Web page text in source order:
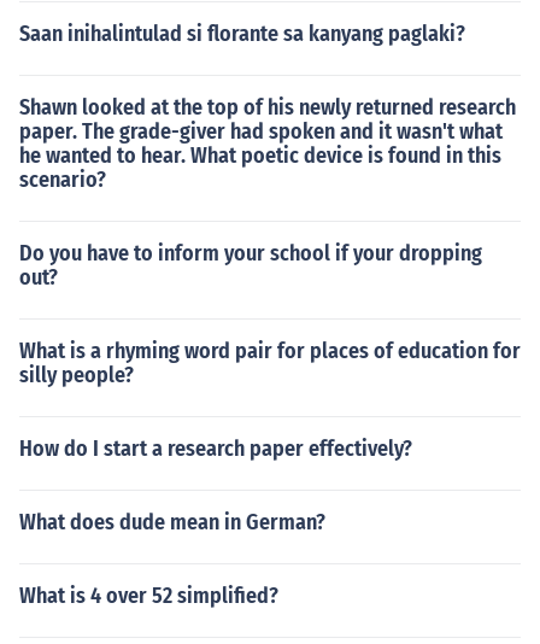
Saan inihalintulad si florante sa kanyang paglaki?
Shawn looked at the top of his newly returned research
paper. The grade-giver had spoken and it wasn't what
he wanted to hear. What poetic device is found in this
scenario?
Do you have to inform your school if your dropping
out?
What is a rhyming word pair for places of education for
silly people?
How do I start a research paper effectively?
What does dude mean in German?
What is 4 over 52 simplified?